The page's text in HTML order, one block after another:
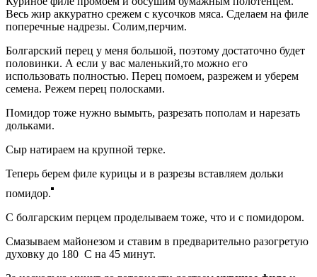
Весь жир аккуратно срежем с кусочков мяса. Сделаем на филе
поперечные надрезы. Солим,перчим.
Болгарский перец у меня большой, поэтому достаточно будет
половинки. А если у вас маленький,то можно его
использовать полностью. Перец помоем, разрежем и уберем
семена. Режем перец полосками.
Помидор тоже нужно вымыть, разрезать пополам и нарезать
дольками.
Сыр натираем на крупной терке.
Теперь берем филе курицы и в разрезы вставляем дольки
помидор.
С болгарским перцем проделываем тоже, что и с помидором.
Смазываем майонезом и ставим в предварительно разогретую
духовку до 180 С на 45 минут.